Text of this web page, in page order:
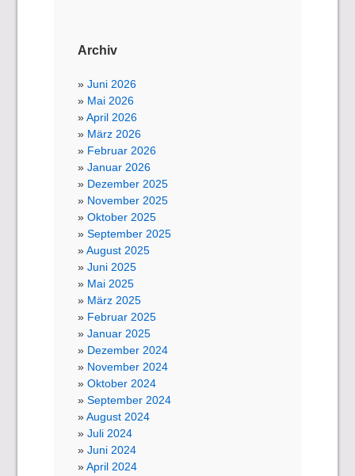
Archiv
Juni 2026
Mai 2026
April 2026
März 2026
Februar 2026
Januar 2026
Dezember 2025
November 2025
Oktober 2025
September 2025
August 2025
Juni 2025
Mai 2025
März 2025
Februar 2025
Januar 2025
Dezember 2024
November 2024
Oktober 2024
September 2024
August 2024
Juli 2024
Juni 2024
April 2024